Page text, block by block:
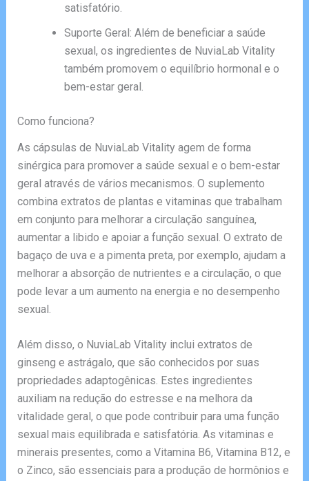
satisfatório.
Suporte Geral: Além de beneficiar a saúde
sexual, os ingredientes de NuviaLab Vitality
também promovem o equilíbrio hormonal e o
bem-estar geral.
Como funciona?
As cápsulas de NuviaLab Vitality agem de forma
sinérgica para promover a saúde sexual e o bem-estar
geral através de vários mecanismos. O suplemento
combina extratos de plantas e vitaminas que trabalham
em conjunto para melhorar a circulação sanguínea,
aumentar a libido e apoiar a função sexual. O extrato de
bagaço de uva e a pimenta preta, por exemplo, ajudam a
melhorar a absorção de nutrientes e a circulação, o que
pode levar a um aumento na energia e no desempenho
sexual.
Além disso, o NuviaLab Vitality inclui extratos de
ginseng e astrágalo, que são conhecidos por suas
propriedades adaptogênicas. Estes ingredientes
auxiliam na redução do estresse e na melhora da
vitalidade geral, o que pode contribuir para uma função
sexual mais equilibrada e satisfatória. As vitaminas e
minerais presentes, como a Vitamina B6, Vitamina B12, e
o Zinco, são essenciais para a produção de hormônios e